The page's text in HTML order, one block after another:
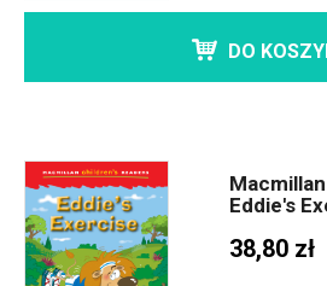
DO
Eddie's
38,80 zł